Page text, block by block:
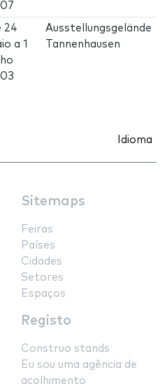
24
a1
Ausstellungsgelände
Tannenhausen
Idioma
Sitemaps
Feiras
Países
Cidades
Setores
Espaços
Registo
Construo stands
Eu sou uma agência de
acolhimento